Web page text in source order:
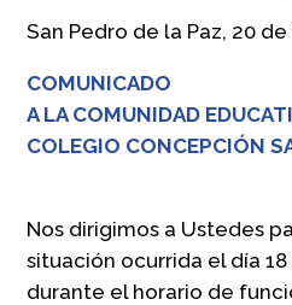
San Pedro de la Paz, 20
COMUNICADO
A LA COMUNIDAD
COLEGIO CONCEPCIÓN
Nos dirigimos a Ustedes
situación ocurrida el día
durante el horario de